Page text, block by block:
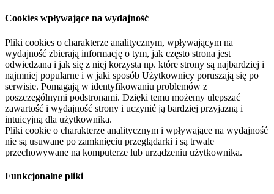
Cookies wpływające na wydajność
Pliki cookies o charakterze analitycznym, wpływającym na
wydajność zbierają informację o tym, jak często strona jest
odwiedzana i jak się z niej korzysta np. które strony są najbardziej i
najmniej popularne i w jaki sposób Użytkownicy poruszają się po
serwisie. Pomagają w identyfikowaniu problemów z
poszczególnymi podstronami. Dzięki temu możemy ulepszać
zawartość i wydajność strony i uczynić ją bardziej przyjazną i
intuicyjną dla użytkownika.
Pliki cookie o charakterze analitycznym i wpływające na wydajność
nie są usuwane po zamknięciu przeglądarki i są trwale
przechowywane na komputerze lub urządzeniu użytkownika.
Funkcjonalne pliki